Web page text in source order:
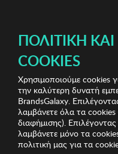
Lucky Bees Bags
Τσάντα Lucky Bees
Lucky Bees
ΠΟΛΙΤΙΚΉ
COOKIES
Χρησιμοποιούμε cookies
την καλύτερη δυνατή
BrandsGalaxy.
λαμβάνετε όλα τα cookies
διαφήμισης).
λαμβάνετε μόνο τα
πολιτική μας για τα